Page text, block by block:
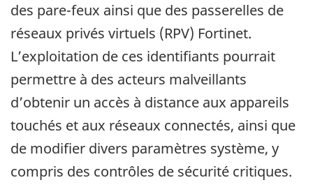
des pare-feux ainsi que des passerelles de
réseaux privés virtuels (RPV) Fortinet.
L’exploitation de ces identifiants pourrait
permettre à des acteurs malveillants
d’obtenir un accès à distance aux appareils
touchés et aux réseaux connectés, ainsi que
de modifier divers paramètres système, y
compris des contrôles de sécurité critiques.